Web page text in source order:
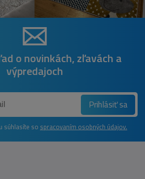
o novinkách, zľavách a
výpredajoch
Prihlásiť sa
súhlasíte so spracovaním osobných údajov.